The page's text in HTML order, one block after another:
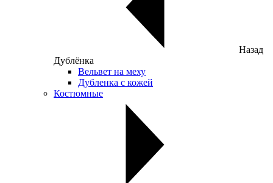
Назад
Дублёнка
Вельвет на меху
Дубленка с кожей
Костюмные